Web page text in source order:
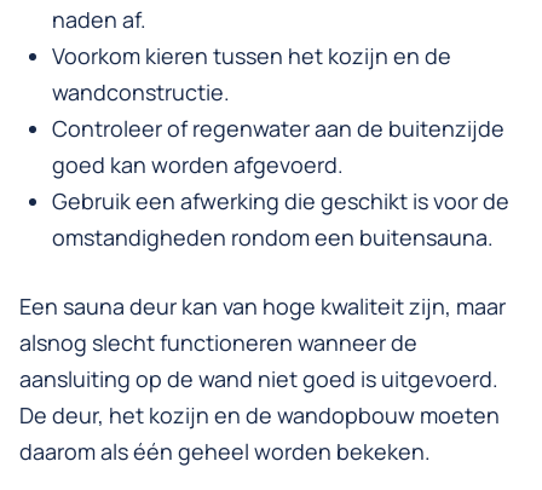
naden af.
Voorkom kieren tussen het kozijn en de
wandconstructie.
Controleer of regenwater aan de buitenzijde
goed kan worden afgevoerd.
Gebruik een afwerking die geschikt is voor de
omstandigheden rondom een buitensauna.
Een sauna deur kan van hoge kwaliteit zijn, maar
alsnog slecht functioneren wanneer de
aansluiting op de wand niet goed is uitgevoerd.
De deur, het kozijn en de wandopbouw moeten
daarom als één geheel worden bekeken.